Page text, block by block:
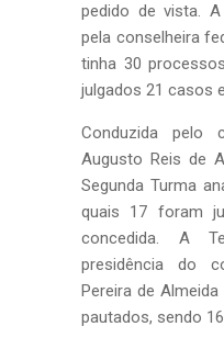
pedido de vista. A
pela conselheira
tinha 30
julgados 21 casos
Conduzida pelo
Augusto Reis de
Segunda Turma
quais 17 foram
concedida. A
presidência do
Pereira de
pautados, sendo